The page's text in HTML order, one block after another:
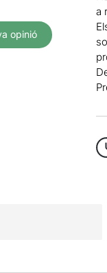
opinió
a